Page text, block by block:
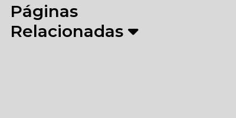
Páginas
Relacionadas